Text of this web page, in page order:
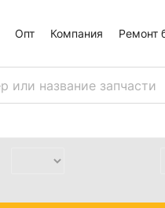
Опт Компания Ремонт